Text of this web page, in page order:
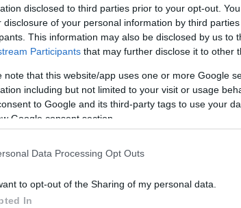
disclosed to third parties prior to your opt-out.
disclosure of your personal information by third
This information may also be disclosed by us to
Participants that may further disclose it to other
note that this website/app uses one or more Google
including but not limited to your visit or usage
to Google and its third-party tags to use your
Google consent section.
Data Processing Opt Outs
to opt-out of the Sharing of my personal data.
In
zapomniane słowa)